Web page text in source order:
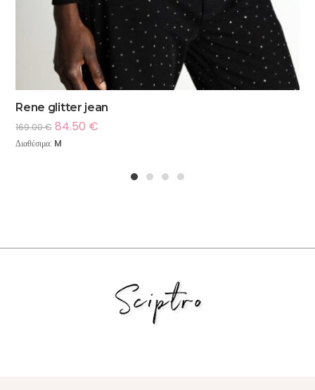
Rene glitter jean
169.00€ 84.50 €
Διαθέσιμα: M